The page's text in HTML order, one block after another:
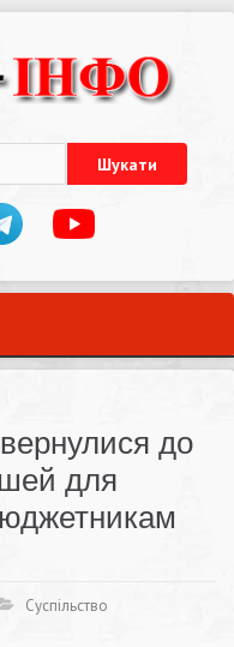
до
для
Суспільство